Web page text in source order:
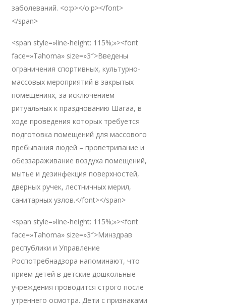
заболеваний. <o:p></o:p></font>
</span>
<span style=»line-height: 115%;»><font
face=»Tahoma» size=»3″>Введены
ограничения спортивных, культурно-
массовых мероприятий в закрытых
помещениях, за исключением
ритуальных к празднованию Шагаа, в
ходе проведения которых требуется
подготовка помещений для массового
пребывания людей – проветривание и
обеззараживание воздуха помещений,
мытье и дезинфекция поверхностей,
дверных ручек, лестничных мерил,
санитарных узлов.</font></span>
<span style=»line-height: 115%;»><font
face=»Tahoma» size=»3″>Минздрав
республики и Управление
Роспотребнадзора напоминают, что
прием детей в детские дошкольные
учреждения проводится строго после
утреннего осмотра. Дети с признаками